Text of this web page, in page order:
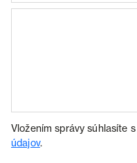
Vložením správy súhlasíte s
údajov.